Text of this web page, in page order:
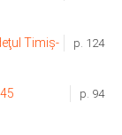
p. 124
Timiş-
p. 94